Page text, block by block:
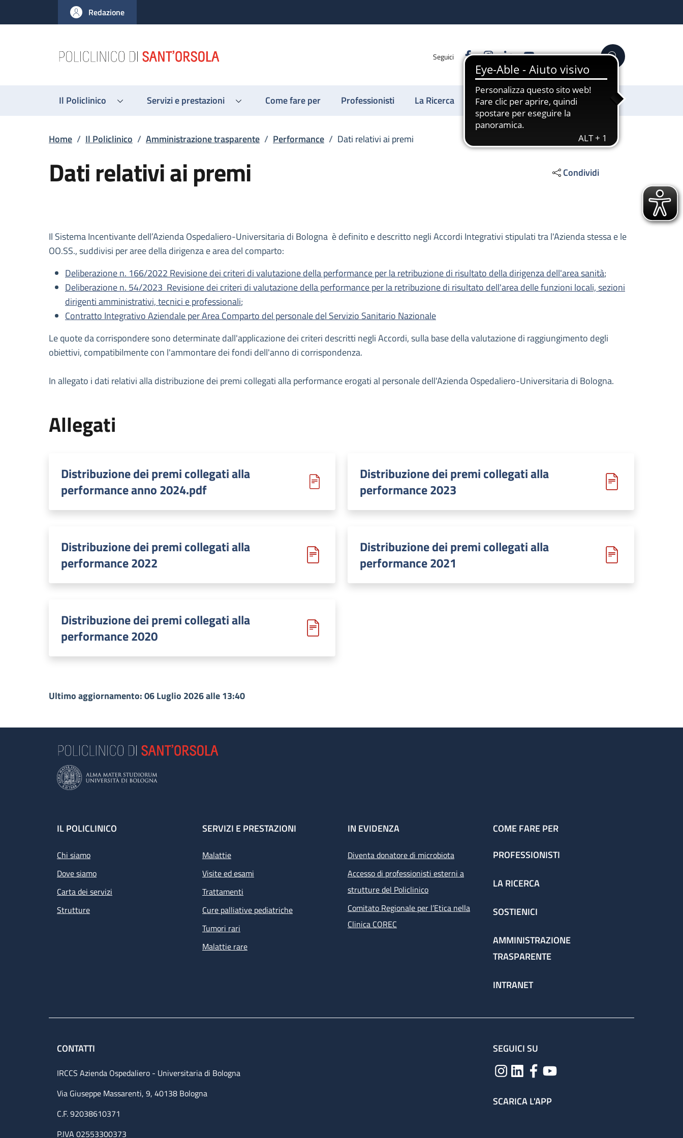
al contenuto principale
to footer content
Redazione
Seguici FacebookInstagram
LinkedinYouTube Cerca
Il Policlinico Servizi e prestazioni Come fare per Professionisti La Ricerca Sostienici
Briciole di pane
Home / Il Policlinico / Amministrazione trasparente / Performance / Dati relativi ai premi
Dati relativi ai premi Condividi
Il Sistema Incentivante dell’Azienda Ospedaliero-Universitaria di Bologna è definito e descritto negli Accordi Integrativi stipulati tra l'Azienda stessa e le
OO.SS., suddivisi per aree della dirigenza e area del comparto:
Deliberazione n. 166/2022 Revisione dei criteri di valutazione della performance per la retribuzione di risultato della dirigenza dell'area sanità;
Deliberazione n. 54/2023 Revisione dei criteri di valutazione della performance per la retribuzione di risultato dell'area delle funzioni locali, sezioni
dirigenti amministrativi, tecnici e professionali;
Contratto Integrativo Aziendale per Area Comparto del personale del Servizio Sanitario Nazionale
Le quote da corrispondere sono determinate dall'applicazione dei criteri descritti negli Accordi, sulla base della valutazione di raggiungimento degli
obiettivi, compatibilmente con l'ammontare dei fondi dell'anno di corrispondenza.
In allegato i dati relativi alla distribuzione dei premi collegati alla performance erogati al personale dell'Azienda Ospedaliero-Universitaria di Bologna.
Allegati
Distribuzione dei premi collegati alla
performance anno 2024.pdf
Distribuzione dei premi collegati alla
performance 2023
Distribuzione dei premi collegati alla
performance 2022
Distribuzione dei premi collegati alla
performance 2021
Distribuzione dei premi collegati alla
performance 2020
Ultimo aggiornamento: 06 Luglio 2026 alle 13:40
Footer
IL POLICLINICO
Chi siamo
Dove siamo
Carta dei servizi
Strutture
SERVIZI E PRESTAZIONI
Malattie
Visite ed esami
Trattamenti
Cure palliative pediatriche
Tumori rari
Malattie rare
IN EVIDENZA
Diventa donatore di microbiota
Accesso di professionisti esterni a
strutture del Policlinico
Comitato Regionale per l’Etica nella
Clinica COREC
COME FARE PER
PROFESSIONISTI
LA RICERCA
SOSTIENICI
AMMINISTRAZIONE
TRASPARENTE
INTRANET
CONTATTI
IRCCS Azienda Ospedaliero - Universitaria di Bologna
Via Giuseppe Massarenti, 9, 40138 Bologna
C.F. 92038610371
P.IVA 02553300373
SEGUICI SU
SCARICA L'APP